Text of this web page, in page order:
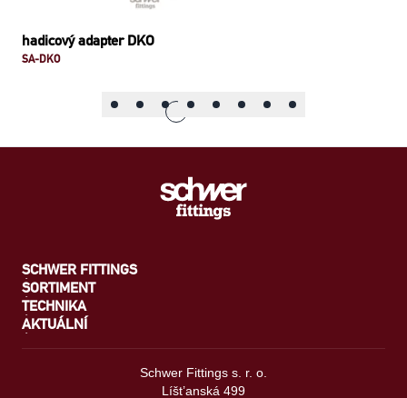
hadicový adapter DKO
SA-DKO
SCHWER FITTINGS
SORTIMENT
TECHNIKA
AKTUÁLNÍ
Schwer Fittings s. r. o.
Líšt’anská 499